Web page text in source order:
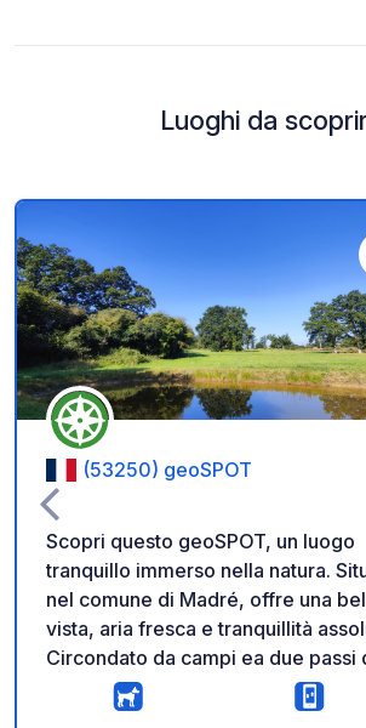
Luoghi da
(53250) geoSPOT
Scopri questo geoSPOT, un luogo
tranquillo immerso nella natura.
nel comune di Madré, offre una
vista, aria fresca e tranquillità
Circondato da campi ea due passi
un laghetto, è il luogo ideale per una
pausa rilassante nel cuore di un